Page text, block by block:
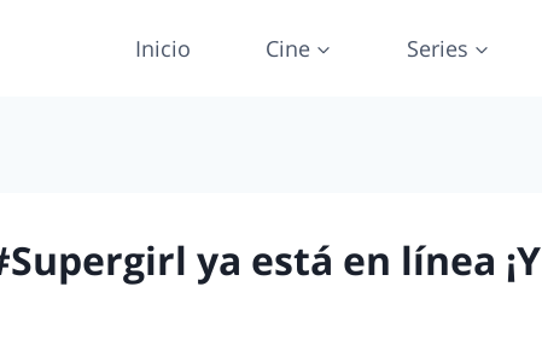
Inicio Cine Series
ya está en línea ¡Y